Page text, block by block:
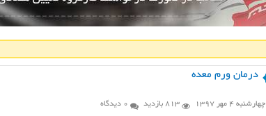
درمان ورم معده
چهارشنبه ۴ مهر ۱۳۹۷ 813 بازدید 0 دیدگاه